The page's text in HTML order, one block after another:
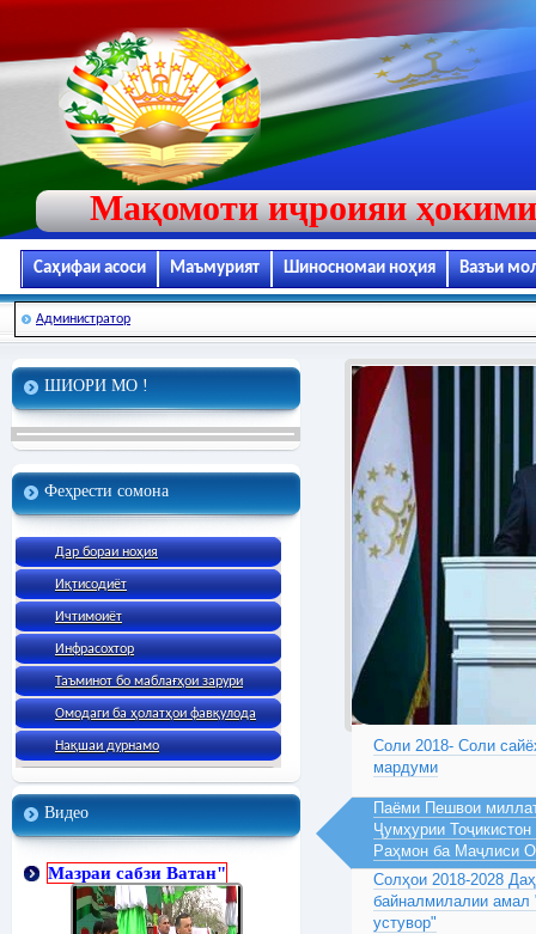
Мақомоти иҷроияи
Саҳифаи асоси Маъмурият Шиносномаи ноҳия Вазъи
Администратор
ШИОРИ МО !
Феҳрести сомона
Дар бораи ноҳия
Иқтисодиёт
Ичтимоиёт
Инфрасохтор
Таъминот бо маблағҳои зарури
Омодаги ба ҳолатҳои фавқулода
Нақшаи дурнамо
Видео
Мазраи сабзи Ватан"
Соли 2018- Соли
мардуми
Паёми Пешвои
Ҷумҳурии
Раҳмон ба Маҷлиси
Солҳои 2018-2028
байналмилалии
устувор"